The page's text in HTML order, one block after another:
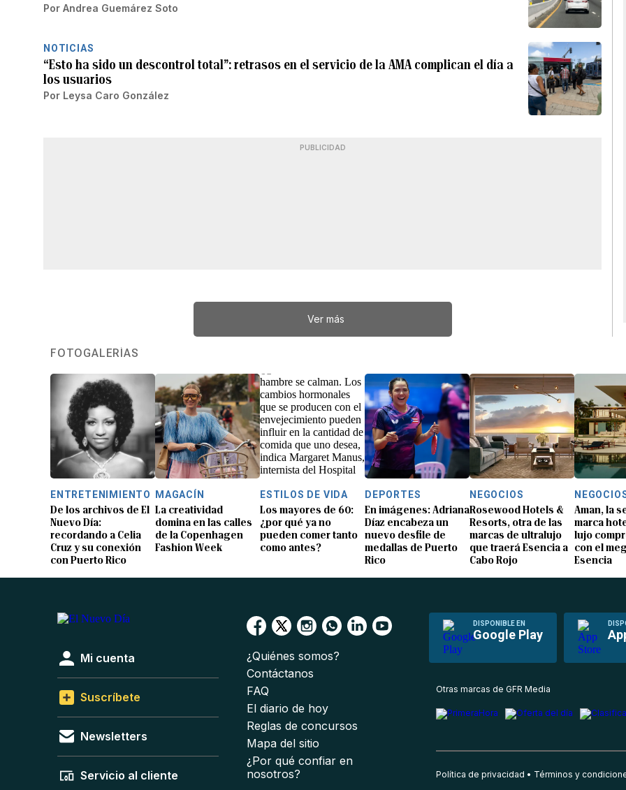
Por Andrea Guemárez Soto
NOTICIAS
“Esto ha sido un descontrol total”: retrasos en el servicio de la AMA complican el día a
los usuarios
Por Leysa Caro González
PUBLICIDAD
Ver más
FOTOGALERÍAS
ENTRETENIMIENTO
De los archivos de El
Nuevo Día:
recordando a Celia
Cruz y su conexión
con Puerto Rico
MAGACÍN
La creatividad
domina en las calles
de la Copenhagen
Fashion Week
ESTILOS DE VIDA
Los mayores de 60:
¿por qué ya no
pueden comer tanto
como antes?
DEPORTES
En imágenes: Adriana
Díaz encabeza un
nuevo desfile de
medallas de Puerto
Rico
NEGOCIOS
Rosewood Hotels &
Resorts, otra de las
marcas de ultralujo
que traerá Esencia a
Cabo Rojo
Aman, la
marca
lujo
con el
Esencia
DISPONIBLE EN
Google Play
Mi cuenta
Suscríbete
Newsletters
Servicio al cliente
¿Quiénes somos?
Contáctanos
FAQ
El diario de hoy
Reglas de concursos
Mapa del sitio
¿Por qué confiar en
nosotros?
Otras marcas de GFR Media
Política de privacidad Términos y